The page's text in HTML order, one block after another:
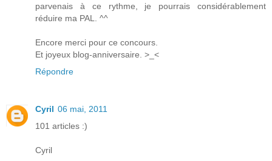
parvenais à ce rythme, je pourrais considérablement
réduire ma PAL. ^^
Encore merci pour ce concours.
Et joyeux blog-anniversaire. >_<
Répondre
Cyril 06 mai, 2011
101 articles :)
Cyril